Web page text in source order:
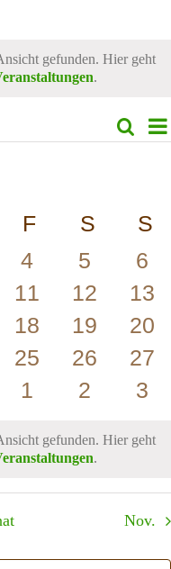
gefunden. Hier geht
.
Suche
F FREITAG
S S
0
4
0
5
0
6
0
11
0
12
0
13
0
18
0
19
0
20
0
25
0
26
0
27
0
1
0
2
0
3
gefunden. Hier geht
.
Nov.